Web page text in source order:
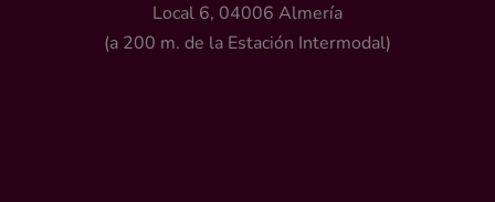
Local 6, 04006 Almería
(a 200 m. de la Estación Intermodal)